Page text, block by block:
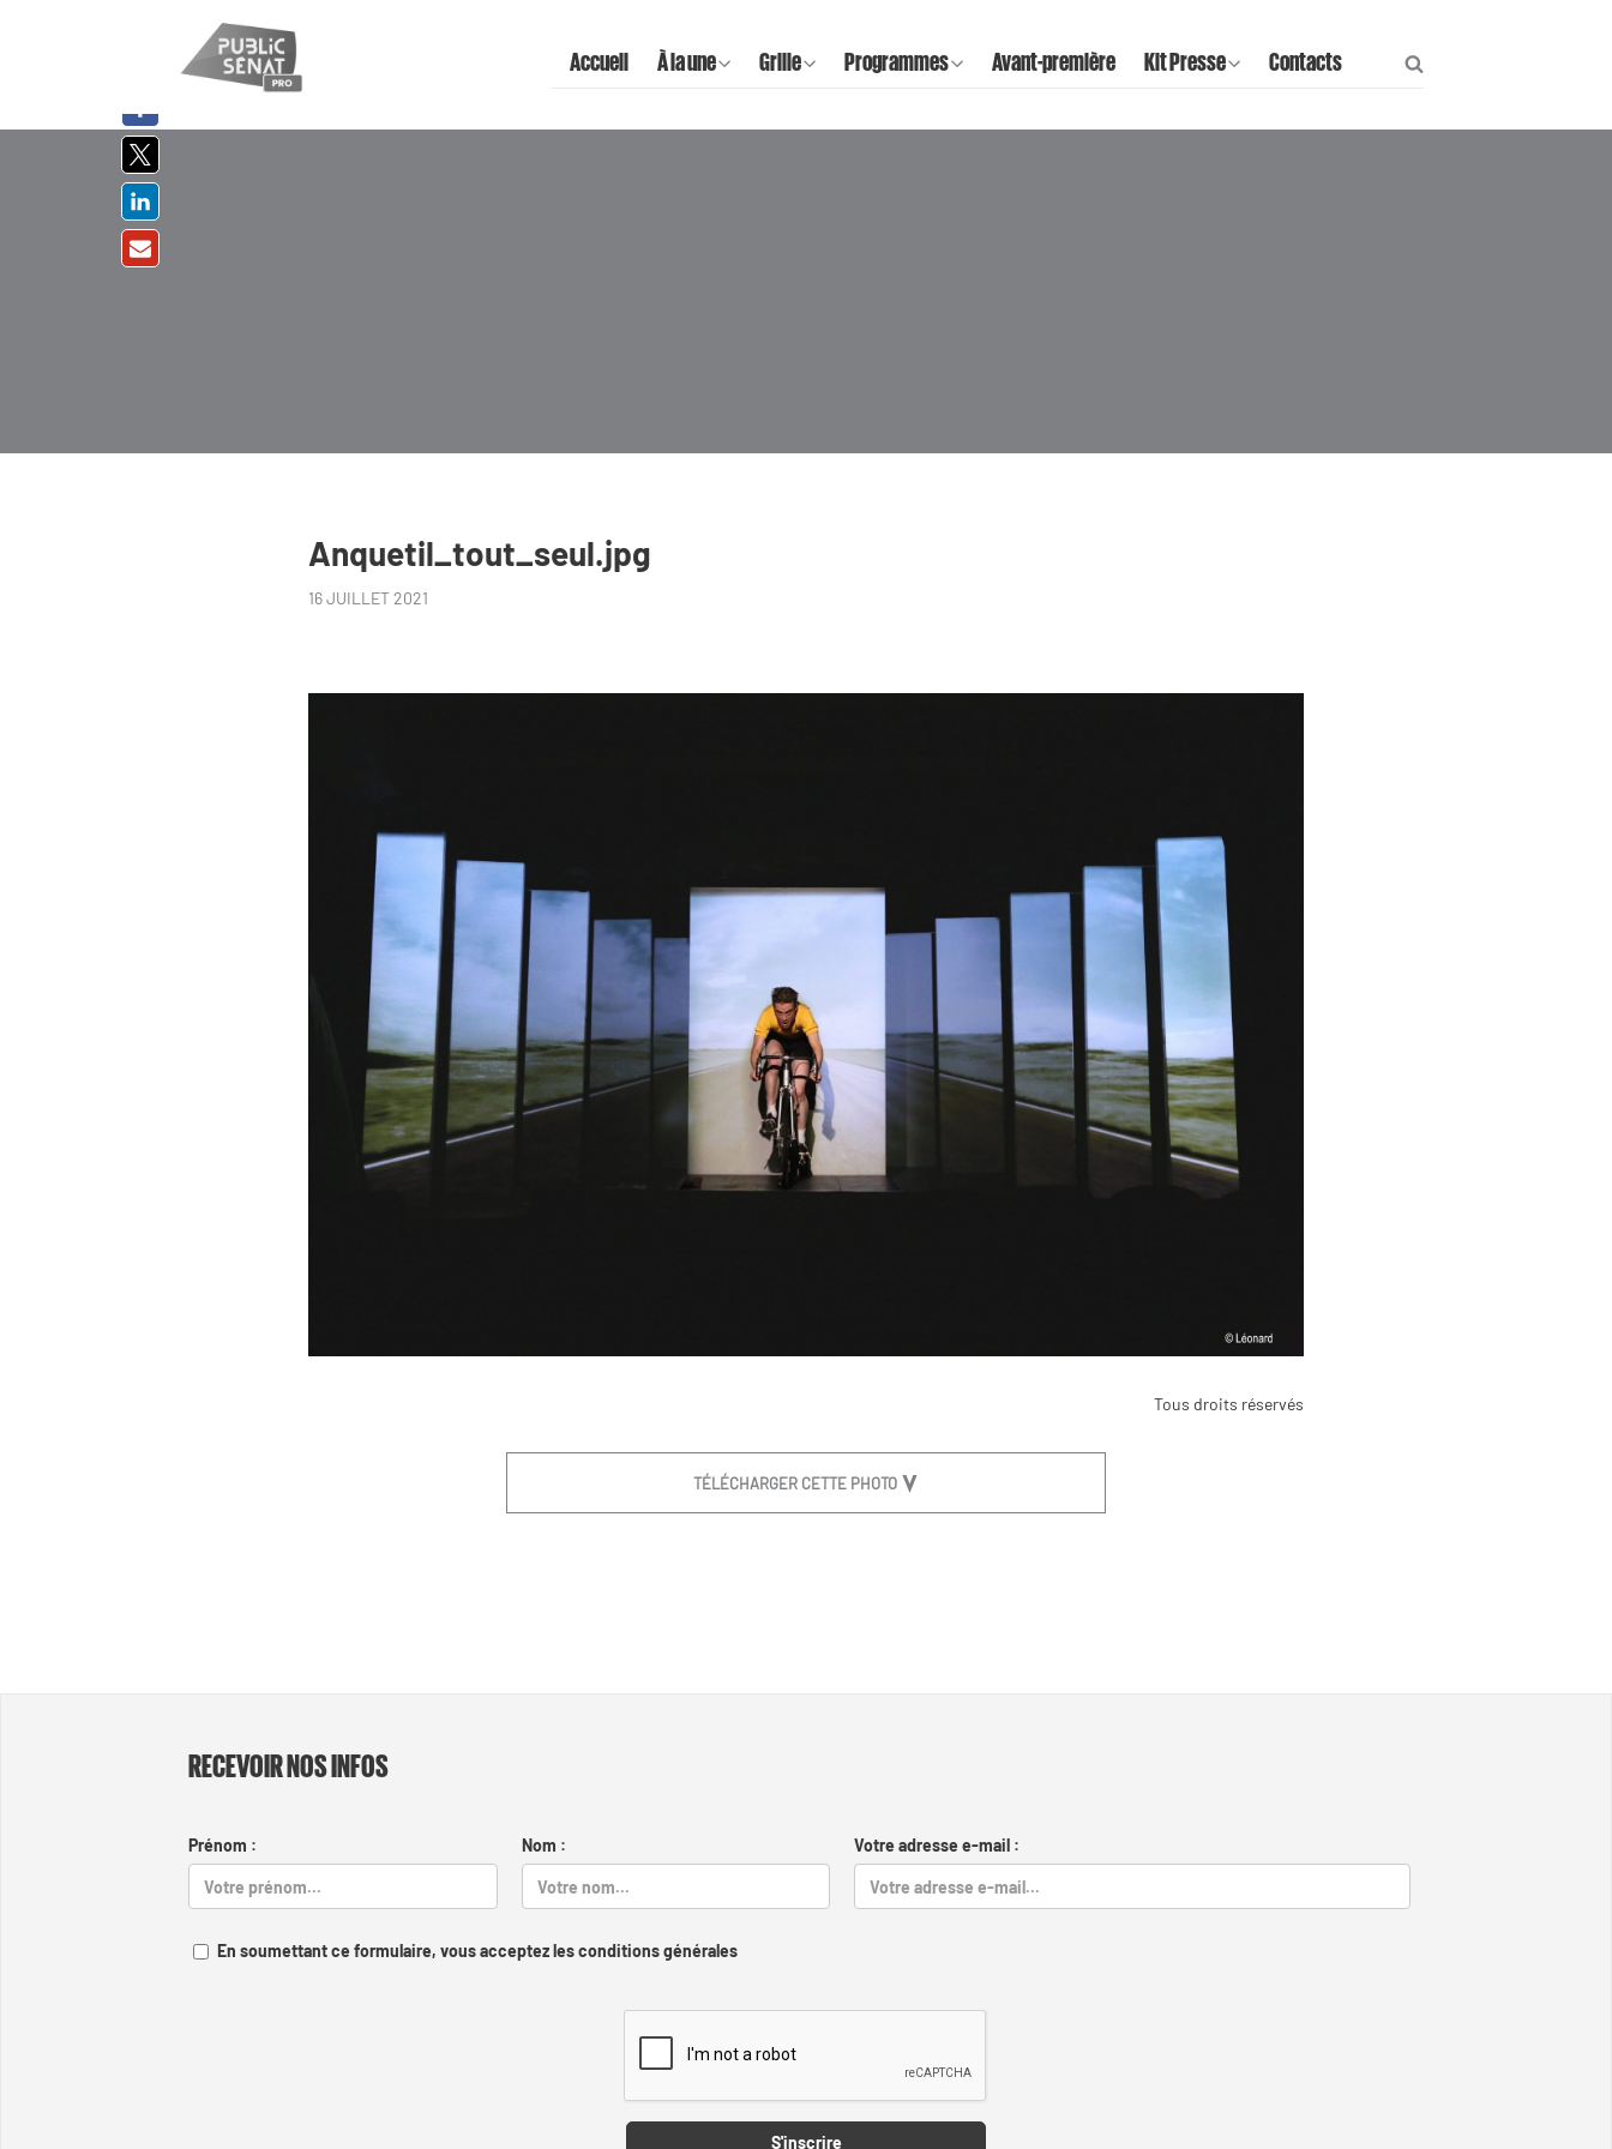
Accueil À la une Grille Programmes Avant-première Kit Presse Contacts
Anquetil_tout_seul.jpg
16 JUILLET 2021
Tous droits réservés
TÉLÉCHARGER CETTE PHOTO
RECEVOIR NOS INFOS
Prénom : Nom : Votre adresse e-mail :
En soumettant ce formulaire, vous acceptez les conditions générales
S'inscrire